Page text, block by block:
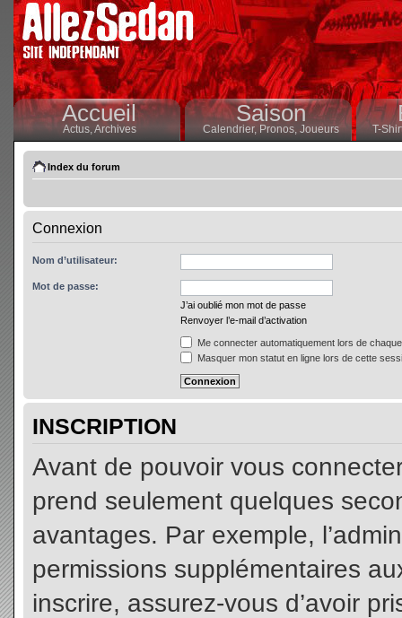
Accueil
Actus,Archives
Saison
Calendrier,Pronos, Joueurs T-
Index du forum
Connexion
Nom d’utilisateur:
Mot de passe:
J’ai oublié mon mot de passe
Renvoyer l’e-mail d’activation
Me connecter automatiquement lors de
Masquer mon statut en ligne lors de cette
INSCRIPTION
Avant de pouvoir vous
prend seulement quelques
avantages. Par exemple,
permissions supplémentaires
inscrire, assurez-vous d’avoir